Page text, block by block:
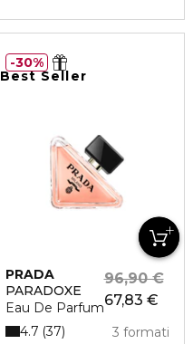
Best Seller
PRADA
PARADOXE
Eau De Parfum67,83 €
96,90 €
3 formati
4.7 37
30%